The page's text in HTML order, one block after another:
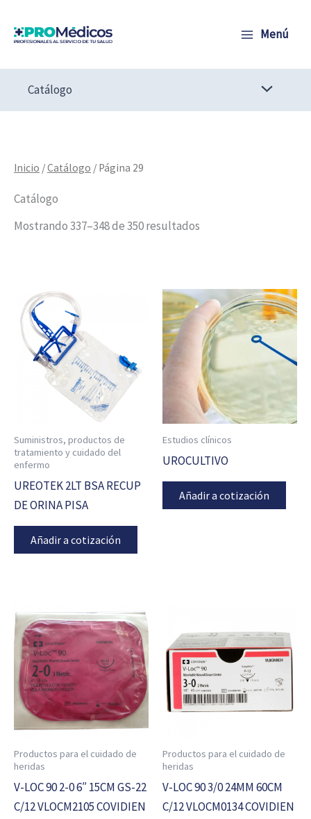
contenido
Menú
Catálogo
Inicio /Catálogo / Página 29
Catálogo
Mostrando 337–348 de 350 resultados
Suministros, productos de
tratamiento y cuidado del
enfermo
UREOTEK 2LT BSA RECUP
DE ORINA PISA
Añadir a cotización
Estudios clínicos
UROCULTIVO
Añadir a cotización
Productos para el cuidado de
heridas
V-LOC 90 2-0 6″ 15CM GS-22
C/12 VLOCM2105 COVIDIEN
Productos para el cuidado de
heridas
V-LOC 90 3/0 24MM 60CM
C/12 VLOCM0134 COVIDIEN